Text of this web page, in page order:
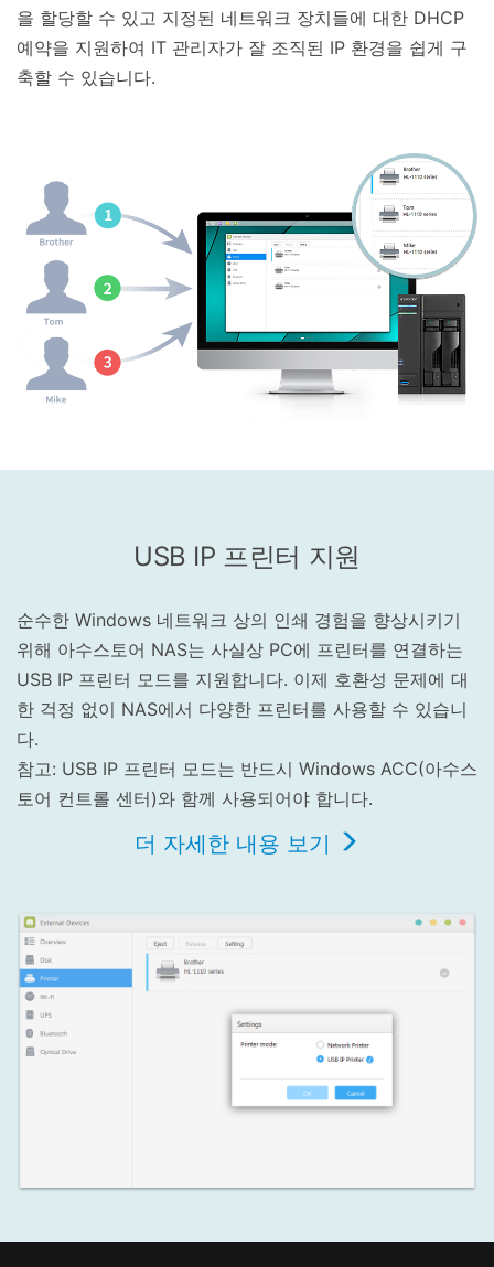
을 할당할 수 있고 지정된 네트워크 장치들에 대한 DHCP
예약을 지원하여 IT 관리자가 잘 조직된 IP 환경을 쉽게 구
축할 수 있습니다.
USB IP 프린터 지원
순수한 Windows 네트워크 상의 인쇄 경험을 향상시키기
위해 아수스토어 NAS는 사실상 PC에 프린터를 연결하는
USB IP 프린터 모드를 지원합니다. 이제 호환성 문제에 대
한 걱정 없이 NAS에서 다양한 프린터를 사용할 수 있습니
다.
참고: USB IP 프린터 모드는 반드시 Windows ACC(아수스
토어 컨트롤 센터)와 함께 사용되어야 합니다.
더 자세한 내용 보기